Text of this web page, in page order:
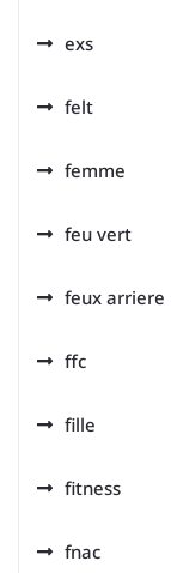
exs
felt
femme
feu vert
feux arriere
ffc
fille
fitness
fnac